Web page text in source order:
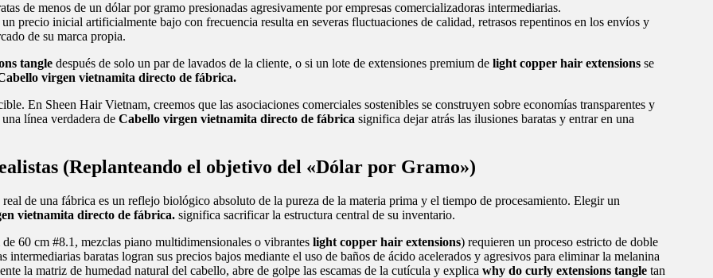
de menos de un dólar por gramo presionadas agresivamente por empresas comercializadoras intermediarias.
precio inicial artificialmente bajo con frecuencia resulta en severas fluctuaciones de calidad, retrasos repentinos en los envíos y
de su marca propia.
tangle después de solo un par de lavados de la cliente, o si un lote de extensiones premium de light copper hair extensions se
virgen vietnamita directo de fábrica.
En Sheen Hair Vietnam, creemos que las asociaciones comerciales sostenibles se construyen sobre economías transparentes y
línea verdadera de Cabello virgen vietnamita directo de fábrica significa dejar atrás las ilusiones baratas y entrar en una
(Replanteando el objetivo del «Dólar por Gramo»)
de una fábrica es un reflejo biológico absoluto de la pureza de la materia prima y el tiempo de procesamiento. Elegir un
vietnamita directo de fábrica. significa sacrificar la estructura central de su inventario.
60 cm #8.1, mezclas piano multidimensionales o vibrantes light copper hair extensions) requieren un proceso estricto de doble
intermediarias baratas logran sus precios bajos mediante el uso de baños de ácido acelerados y agresivos para eliminar la melanina
la matriz de humedad natural del cabello, abre de golpe las escamas de la cutícula y explica why do curly extensions tangle tan